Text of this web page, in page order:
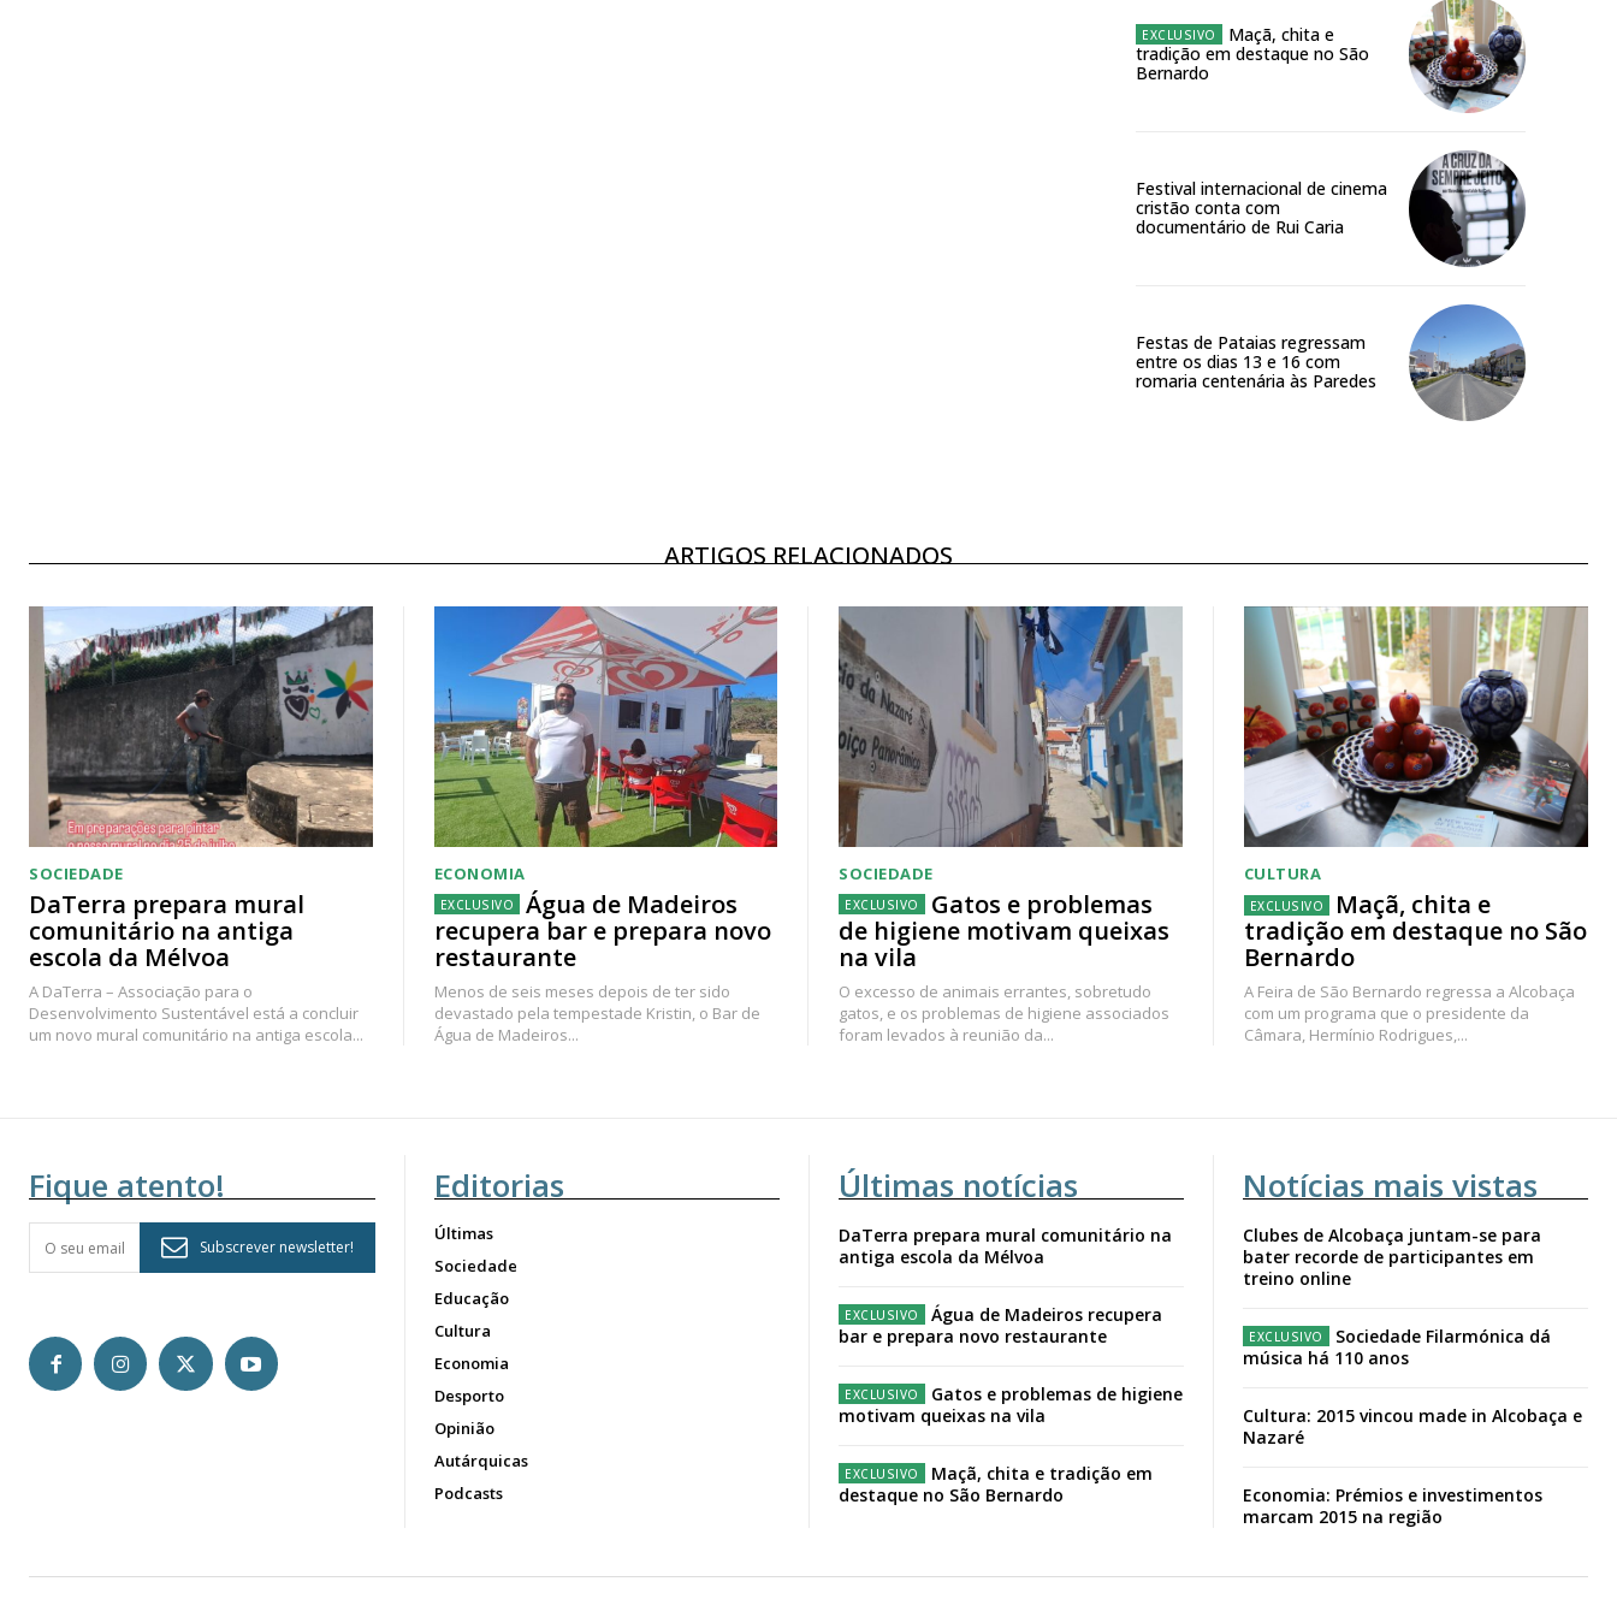
Maçã, chita e
tradição em destaque no São
Bernardo
Festival internacional de cinema
cristão conta com
documentário de Rui Caria
Festas de Pataias regressam
entre os dias 13 e 16 com
romaria centenária às Paredes
ARTIGOS RELACIONADOS
SOCIEDADE
DaTerra prepara mural
comunitário na antiga
escola da Mélvoa
A DaTerra – Associação para o
Desenvolvimento Sustentável está a concluir
um novo mural comunitário na antiga escola...
ECONOMIA
Água de Madeiros
recupera bar e prepara novo
restaurante
Menos de seis meses depois de ter sido
devastado pela tempestade Kristin, o Bar de
Água de Madeiros...
SOCIEDADE
Gatos e problemas
de higiene motivam queixas
na vila
O excesso de animais errantes, sobretudo
gatos, e os problemas de higiene associados
foram levados à reunião da...
CULTURA
Maçã, chita e
tradição em destaque no São
Bernardo
A Feira de São Bernardo regressa a Alcobaça
com um programa que o presidente da
Câmara, Hermínio Rodrigues,...
Fique atento!
Subscrever newsletter!
Editorias
Últimas
Sociedade
Educação
Cultura
Economia
Desporto
Opinião
Autárquicas
Podcasts
Últimas notícias
DaTerra prepara mural comunitário na
antiga escola da Mélvoa
Água de Madeiros recupera
bar e prepara novo restaurante
Gatos e problemas de higiene
motivam queixas na vila
Maçã, chita e tradição em
destaque no São Bernardo
Notícias mais vistas
Clubes de Alcobaça juntam-se para
bater recorde de participantes em
treino online
Sociedade Filarmónica dá
música há 110 anos
Cultura: 2015 vincou made in Alcobaça e
Nazaré
Economia: Prémios e investimentos
marcam 2015 na região